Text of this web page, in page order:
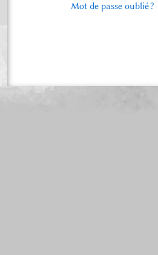
Mot de passe oublié ?